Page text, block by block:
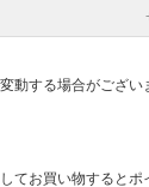
動する場合がござい
してお買い物すると